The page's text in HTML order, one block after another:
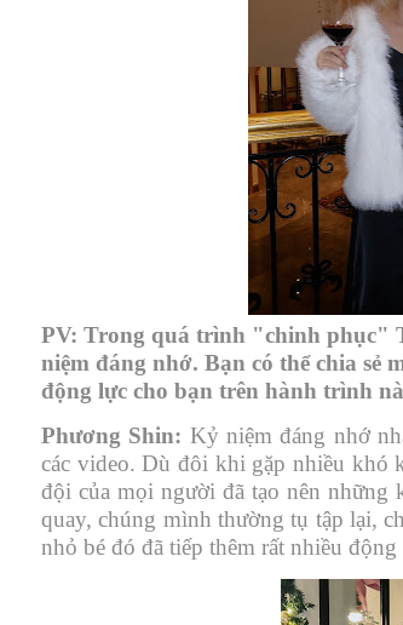
PV: Trong quá trình "chinh phục"
niệm đáng nhớ. Bạn có thể chia sẻ
động lực cho bạn trên hành trình
Phương Shin: Kỷ niệm đáng nhớ
các video. Dù đôi khi gặp nhiều khó
đội của mọi người đã tạo nên những
quay, chúng mình thường tụ tập lại,
nhỏ bé đó đã tiếp thêm rất nhiều